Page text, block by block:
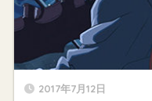
2017年7月12日